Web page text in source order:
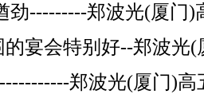
劲---------郑波光(厦门)
宴会特别好--郑波光
郑波光(厦门)